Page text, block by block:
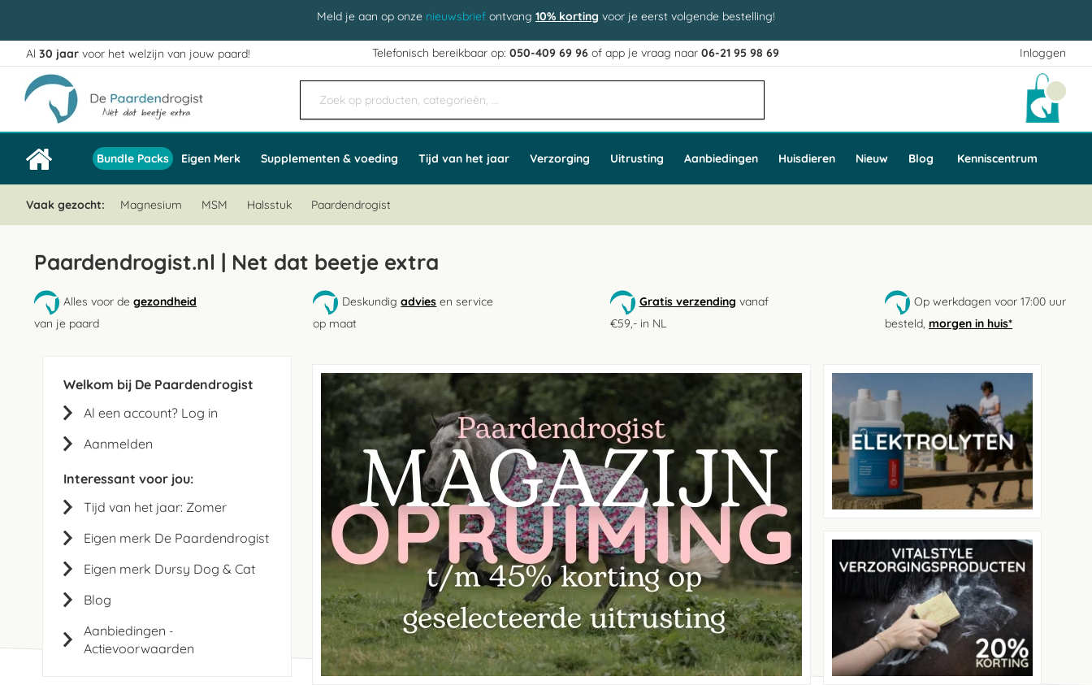
Meld je aan op onze nieuwsbrief ontvang 10% korting voor je eerst volgende bestelling!
Inloggen
Ga
naar
de
inhoud
Al 30 jaar voor het welzijn van jouw paard! Telefonisch bereikbaar op:050-409 69 96 of app je vraag naar06-21 95 98 69
Bundle Packs Eigen Merk Supplementen & voeding Tijd van het jaar Verzorging Uitrusting Aanbiedingen Huisdieren Nieuw Blog Kenniscentrum
Vaak gezocht: Magnesium MSM Halsstuk Paardendrogist
Paardendrogist.nl | Net dat beetje extra
Alles voor de gezondheid
van je paard
Deskundigadvies en service
op maat
Gratis verzending vanaf
€59,- in NL
Op werkdagen voor 17:00 uur
besteld, morgen in huis*
Welkom bij De Paardendrogist
Al een account? Log in
Aanmelden
Interessant voor jou:
Tijd van het jaar: Zomer
Eigen merk De Paardendrogist
Eigen merk Dursy Dog & Cat
Blog
Aanbiedingen -
Actievoorwaarden